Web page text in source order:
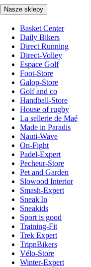
Nasze sklepy
Basket Center
Daily Bikers
Direct Running
Direct-Volley
Espace Golf
Foot-Store
Galop-Store
Golf and co
Handball-Store
House of rugby
La sellerie de Maé
Made in Paradis
Nauti-Wave
On-Fight
Padel-Expert
Pecheur-Store
Pet and Garden
Slowood Interior
Smash-Expert
Sneak'In
Sneakids
Sport is good
Training-Fit
Trek Expert
TripnBikers
Vélo-Store
Winter-Expert